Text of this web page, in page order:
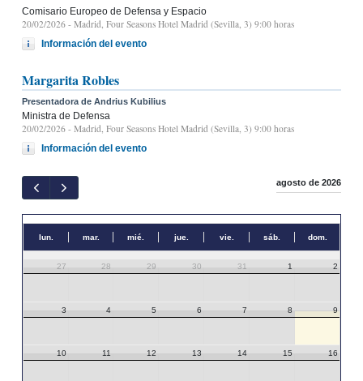
Comisario Europeo de Defensa y Espacio
20/02/2026 - Madrid, Four Seasons Hotel Madrid (Sevilla, 3) 9:00 horas
Información del evento
Margarita Robles
Presentadora de Andrius Kubilius
Ministra de Defensa
20/02/2026 - Madrid, Four Seasons Hotel Madrid (Sevilla, 3) 9:00 horas
Información del evento
agosto de 2026
lun. mar. mié. jue. vie. sáb. dom.
27 28 29 30 31 1 2
3 4 5 6 7 8 9
10 11 12 13 14 15 16